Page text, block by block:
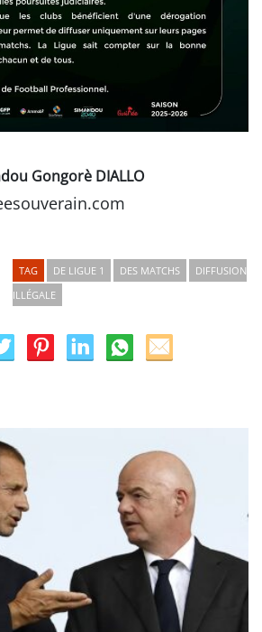
Gongorè DIALLO
TAG DE LIGUE 1 DES MATCHS
DIFFUSION
ILLÉGALE